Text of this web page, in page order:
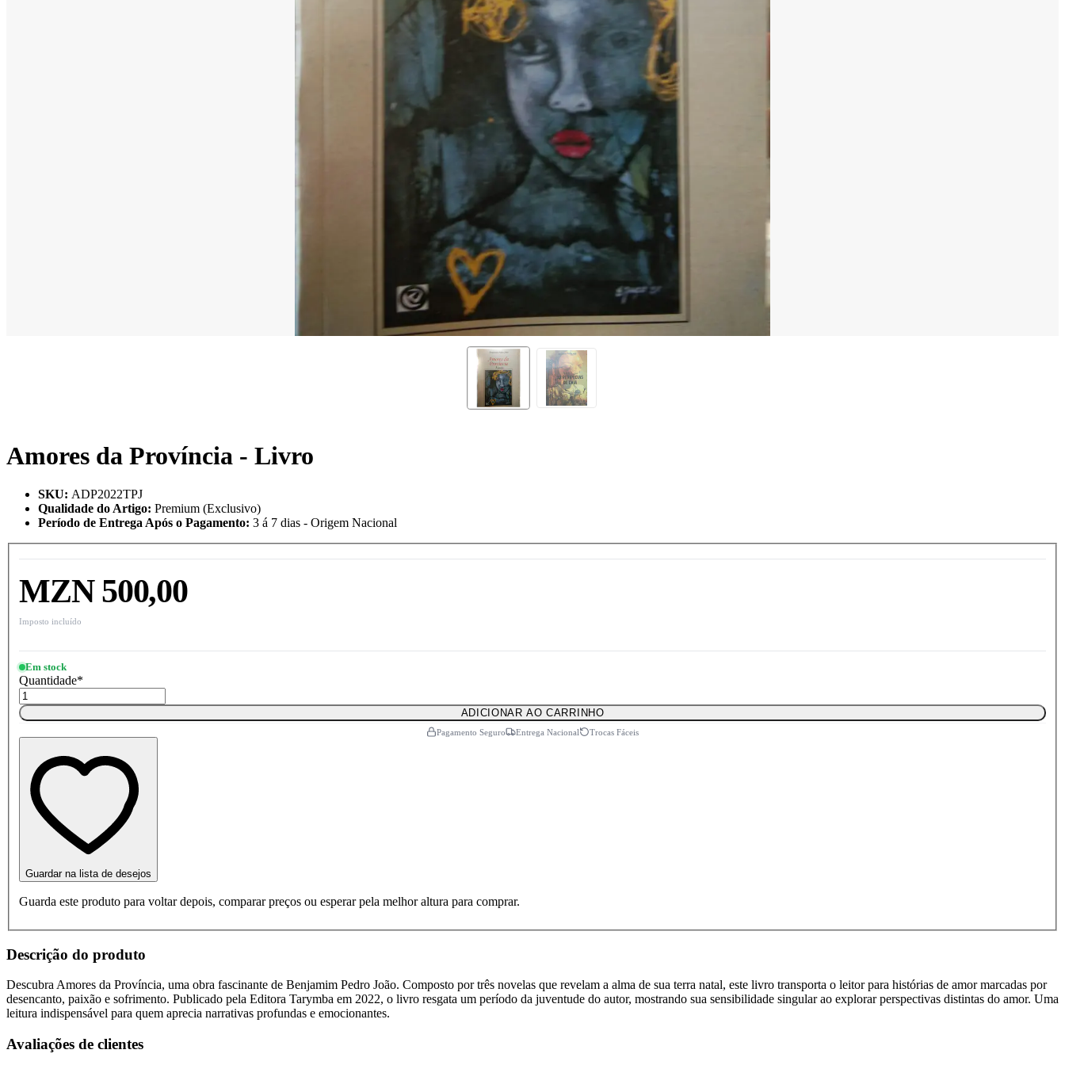
Amores da Província - Livro
SKU: ADP2022TPJ
Qualidade do Artigo: Premium (Exclusivo)
Período de Entrega Após o Pagamento: 3 á 7 dias - Origem Nacional
MZN 500,00
Imposto incluído
Em stock
Quantidade*
ADICIONAR AO CARRINHO
Pagamento Seguro Entrega Nacional Trocas Fáceis
Guardar na lista de desejos
Guarda este produto para voltar depois, comparar preços ou esperar pela melhor altura para comprar.
Descrição do produto
Descubra Amores da Província, uma obra fascinante de Benjamim Pedro João. Composto por três novelas que revelam a alma de sua terra natal, este livro transporta o leitor para histórias de amor marcadas por
desencanto, paixão e sofrimento. Publicado pela Editora Tarymba em 2022, o livro resgata um período da juventude do autor, mostrando sua sensibilidade singular ao explorar perspectivas distintas do amor. Uma
leitura indispensável para quem aprecia narrativas profundas e emocionantes.
Avaliações de clientes